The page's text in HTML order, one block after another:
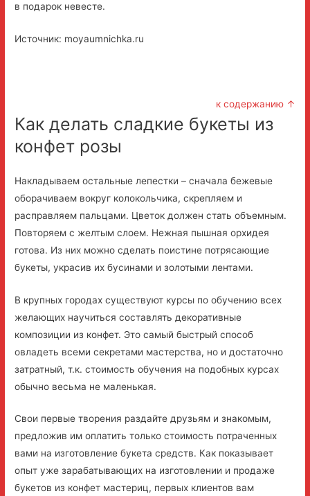
в подарок невесте.
Источник: moyaumnichka.ru
к содержанию ↑
Как делать сладкие букеты из
конфет розы
Накладываем остальные лепестки – сначала бежевые
оборачиваем вокруг колокольчика, скрепляем и
расправляем пальцами. Цветок должен стать объемным.
Повторяем с желтым слоем. Нежная пышная орхидея
готова. Из них можно сделать поистине потрясающие
букеты, украсив их бусинами и золотыми лентами.
В крупных городах существуют курсы по обучению всех
желающих научиться составлять декоративные
композиции из конфет. Это самый быстрый способ
овладеть всеми секретами мастерства, но и достаточно
затратный, т.к. стоимость обучения на подобных курсах
обычно весьма не маленькая.
Свои первые творения раздайте друзьям и знакомым,
предложив им оплатить только стоимость потраченных
вами на изготовление букета средств. Как показывает
опыт уже зарабатывающих на изготовлении и продаже
букетов из конфет мастериц, первых клиентов вам